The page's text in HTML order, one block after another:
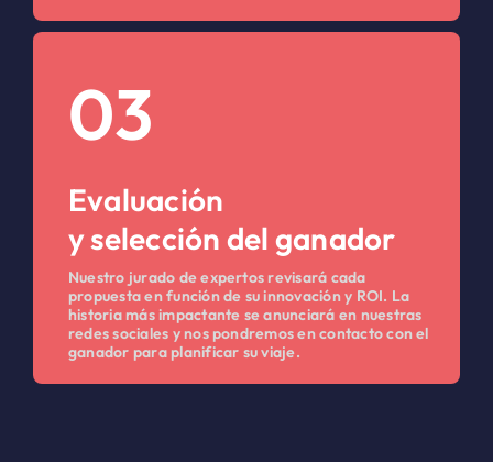
03
Evaluación
y selección del ganador
Nuestro jurado de expertos revisará cada
propuesta en función de su innovación y ROI. La
historia más impactante se anunciará en nuestras
redes sociales y nos pondremos en contacto con el
ganador para planificar su viaje.